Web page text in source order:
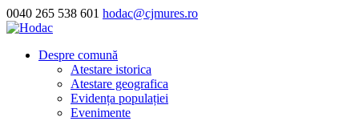
0040 265 538 601 hodac@cjmures.ro
Despre comună
Atestare istorica
Atestare geografica
Evidența populației
Evenimente